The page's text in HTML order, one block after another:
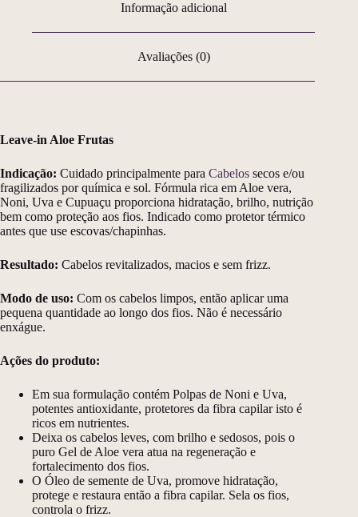
Informação adicional
Avaliações (0)
Leave-in Aloe Frutas
Indicação: Cuidado principalmente para Cabelos secos e/ou
fragilizados por química e sol. Fórmula rica em Aloe vera,
Noni, Uva e Cupuaçu proporciona hidratação, brilho, nutrição
bem como proteção aos fios. Indicado como protetor térmico
antes que use escovas/chapinhas.
Resultado: Cabelos revitalizados, macios e sem frizz.
Modo de uso: Com os cabelos limpos, então aplicar uma
pequena quantidade ao longo dos fios. Não é necessário
enxágue.
Ações do produto:
Em sua formulação contém Polpas de Noni e Uva,
potentes antioxidante, protetores da fibra capilar isto é
ricos em nutrientes.
Deixa os cabelos leves, com brilho e sedosos, pois o
puro Gel de Aloe vera atua na regeneração e
fortalecimento dos fios.
O Óleo de semente de Uva, promove hidratação,
protege e restaura então a fibra capilar. Sela os fios,
controla o frizz.